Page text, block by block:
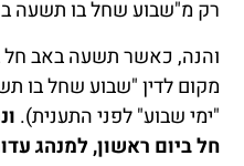
רק מ"שבוע שחל בו תשעה
והנה, כאשר תשעה באב חל
מקום לדין "שבוע שחל בו
"ימי שבוע" לפני התענית).
חל ביום ראשון, למנהג